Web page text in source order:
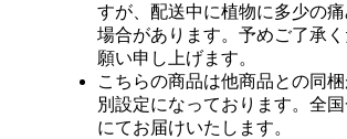
すが、配送中に植物に多少の
場合があります。予めご了承
願い申し上げます。
こちらの商品は他商品との同
別設定になっております。全
にてお届けいたします。